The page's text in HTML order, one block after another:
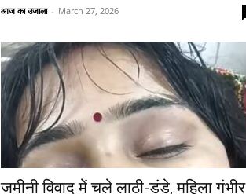
आज का उजाला - March 27, 2026
जमीनी विवाद में चले लाठी-डंडे, महिला गंभीर